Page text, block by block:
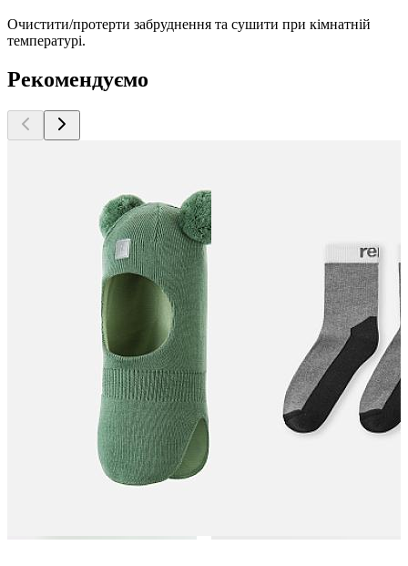
Очистити/протерти забруднення та сушити при кімнатній
температурі.
Рекомендуємо